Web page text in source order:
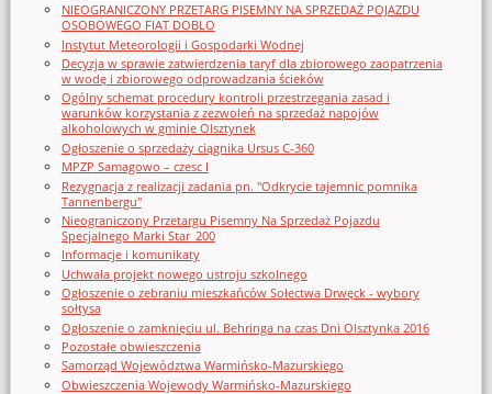
NIEOGRANICZONY PRZETARG PISEMNY NA SPRZEDAŻ POJAZDU
OSOBOWEGO FIAT DOBLO
Instytut Meteorologii i Gospodarki Wodnej
Decyzja w sprawie zatwierdzenia taryf dla zbiorowego zaopatrzenia
w wodę i zbiorowego odprowadzania ścieków
Ogólny schemat procedury kontroli przestrzegania zasad i
warunków korzystania z zezwoleń na sprzedaż napojów
alkoholowych w gminie Olsztynek
Ogłoszenie o sprzedaży ciągnika Ursus C-360
MPZP Samagowo – czesc I
Rezygnacja z realizacji zadania pn. "Odkrycie tajemnic pomnika
Tannenbergu"
Nieograniczony Przetargu Pisemny Na Sprzedaż Pojazdu
Specjalnego Marki Star_200
Informacje i komunikaty
Uchwała projekt nowego ustroju szkolnego
Ogłoszenie o zebraniu mieszkańców Sołectwa Drwęck - wybory
sołtysa
Ogłoszenie o zamknięciu ul. Behringa na czas Dni Olsztynka 2016
Pozostałe obwieszczenia
Samorząd Województwa Warmińsko-Mazurskiego
Obwieszczenia Wojewody Warmińsko-Mazurskiego